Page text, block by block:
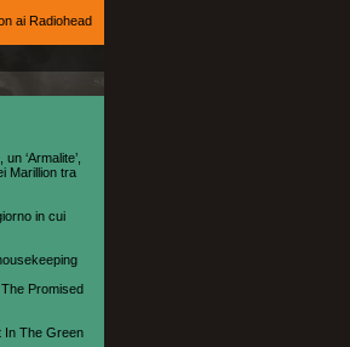
ai Radiohead
‘Armalite’,
Marillion tra
in cui
Promised
In The Green